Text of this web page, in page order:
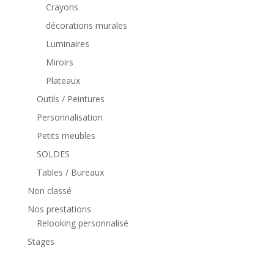
Crayons
décorations murales
Luminaires
Miroirs
Plateaux
Outils / Peintures
Personnalisation
Petits meubles
SOLDES
Tables / Bureaux
Non classé
Nos prestations
Relooking personnalisé
Stages